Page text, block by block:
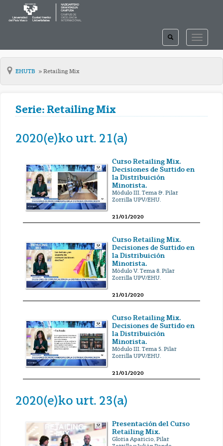
TOGGLE
TOGGLE
SEARCH
EHUTB Retailing Mix
Serie: Retailing Mix
2020(e)ko urt. 21(a)
Curso Retailing Mix.
Decisiones de Surtido en
la Distribuición
Minorista.
Módulo III. Tema &. Pilar
Zorrilla UPV/EHU.
21/01/2020
Curso Retailing Mix.
Decisiones de Surtido en
la Distribuición
Minorista.
Módulo V. Tema 8. Pilar
Zorrilla UPV/EHU.
21/01/2020
Curso Retailing Mix.
Decisiones de Surtido en
la Distribuición
Minorista.
Módulo III. Tema 5. Pilar
Zorrilla UPV/EHU.
21/01/2020
2020(e)ko urt. 23(a)
Presentación del Curso
Retailing Mix.
Gloria Aparicio, Pilar